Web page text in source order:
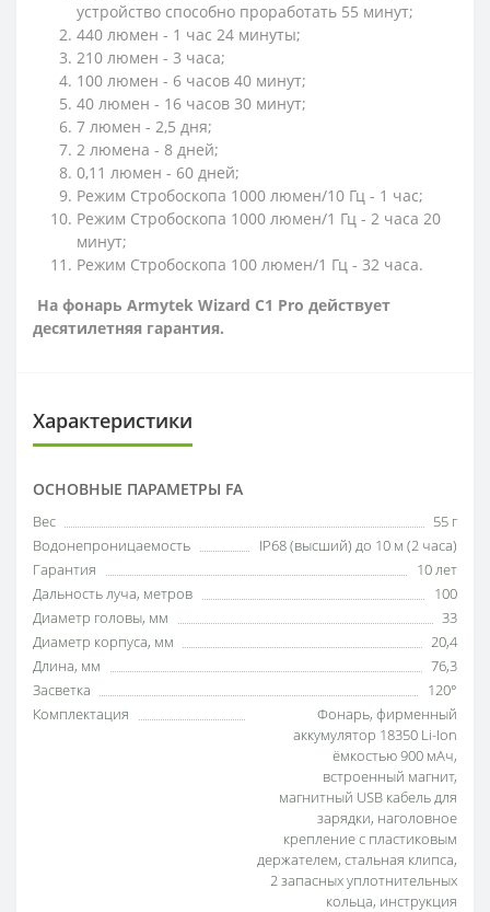
устройство способно проработать 55 минут;
440 люмен - 1 час 24 минуты;
210 люмен - 3 часа;
100 люмен - 6 часов 40 минут;
40 люмен - 16 часов 30 минут;
7 люмен - 2,5 дня;
2 люмена - 8 дней;
0,11 люмен - 60 дней;
Режим Стробоскопа 1000 люмен/10 Гц - 1 час;
Режим Стробоскопа 1000 люмен/1 Гц - 2 часа 20
минут;
Режим Стробоскопа 100 люмен/1 Гц - 32 часа.
На фонарь Armytek Wizard C1 Pro действует
десятилетняя гарантия.
Характеристики
ОСНОВНЫЕ ПАРАМЕТРЫ FA
Вес
55 г
Водонепроницаемость
IP68 (высший) до 10 м (2 часа)
Гарантия
10 лет
Дальность луча, метров
100
Диаметр головы, мм
33
Диаметр корпуса, мм
20,4
Длина, мм
76,3
Засветка
120°
Комплектация
Фонарь, фирменный
аккумулятор 18350 Li-Ion
ёмкостью 900 мАч,
встроенный магнит,
магнитный USB кабель для
зарядки, наголовное
крепление с пластиковым
держателем, стальная клипса,
2 запасных уплотнительных
кольца, инструкция